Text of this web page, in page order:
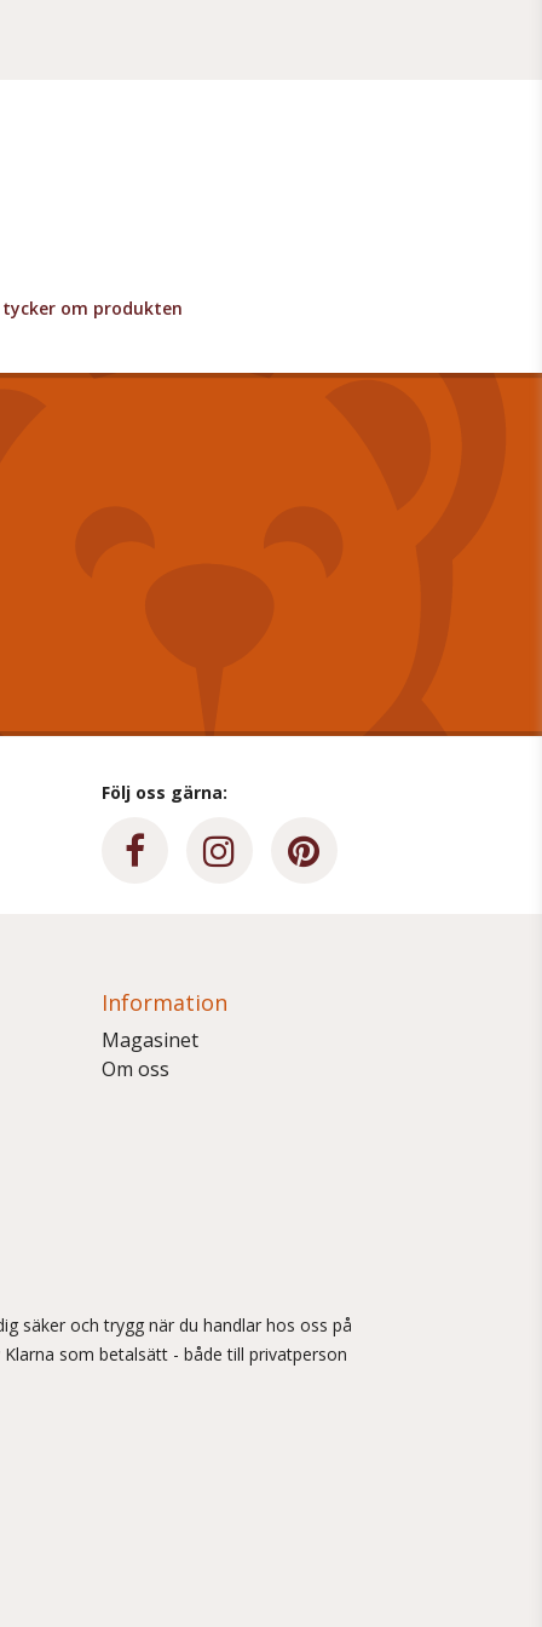
tycker om produkten
Följ oss gärna:
Information
Magasinet
Om oss
säker och trygg när du handlar hos oss på
som betalsätt - både till privatperson